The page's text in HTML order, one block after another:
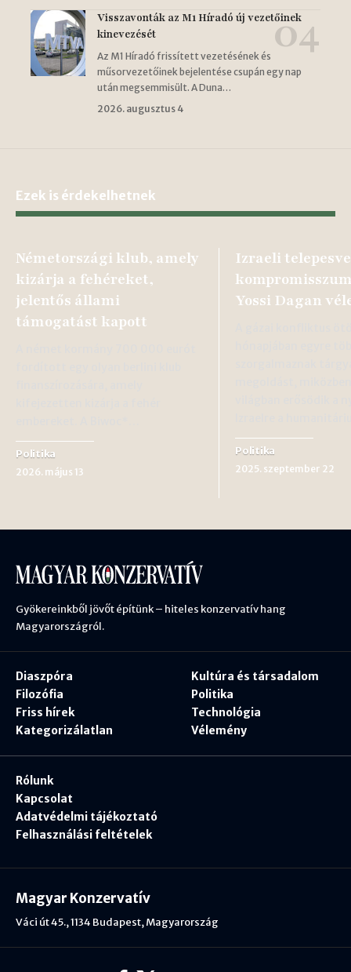
Visszavonták az M1 Híradó új vezetőinek
kinevezését
Az M1 Híradó frissített vezetésének és
műsorvezetőinek bejelentése csupán egy nap
után megsemmisült. A Duna…
2026. augusztus 4
Ezek is érdekelhetnek
Németországi klub, amely
kizárja a fehéreket,
jelentős állami
támogatást kapott
Politika
2026. május 13
Izraeli
Yossi Dagan
Politika
2025. szeptember 22
Gyökereinkből jövőt építünk – hiteles konzervatív hang
Magyarországról.
Diaszpóra
Filozófia
Friss hírek
Kategorizálatlan
Kultúra és társadalom
Politika
Technológia
Vélemény
Rólunk
Kapcsolat
Adatvédelmi tájékoztató
Felhasználási feltételek
Magyar Konzervatív
Váci út 45., 1134 Budapest, Magyarország